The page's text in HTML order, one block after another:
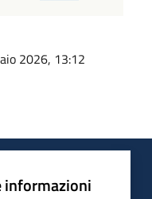
2026, 13:12
informazioni